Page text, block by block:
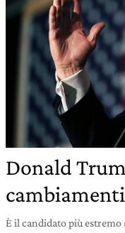
Donald
È il candidato più